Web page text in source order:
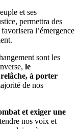
et ses
permettra des
l’émergence
sont les
le
à porter
de nos
et exiger une
nos voix et